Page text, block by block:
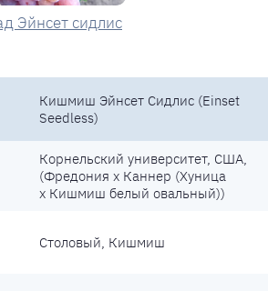
Кишмиш Эйнсет Сидлис (Einset
Seedless)
Корнельский университет, США,
(Фредония x Каннер (Хуница
x Кишмиш белый овальный))
Столовый, Кишмиш